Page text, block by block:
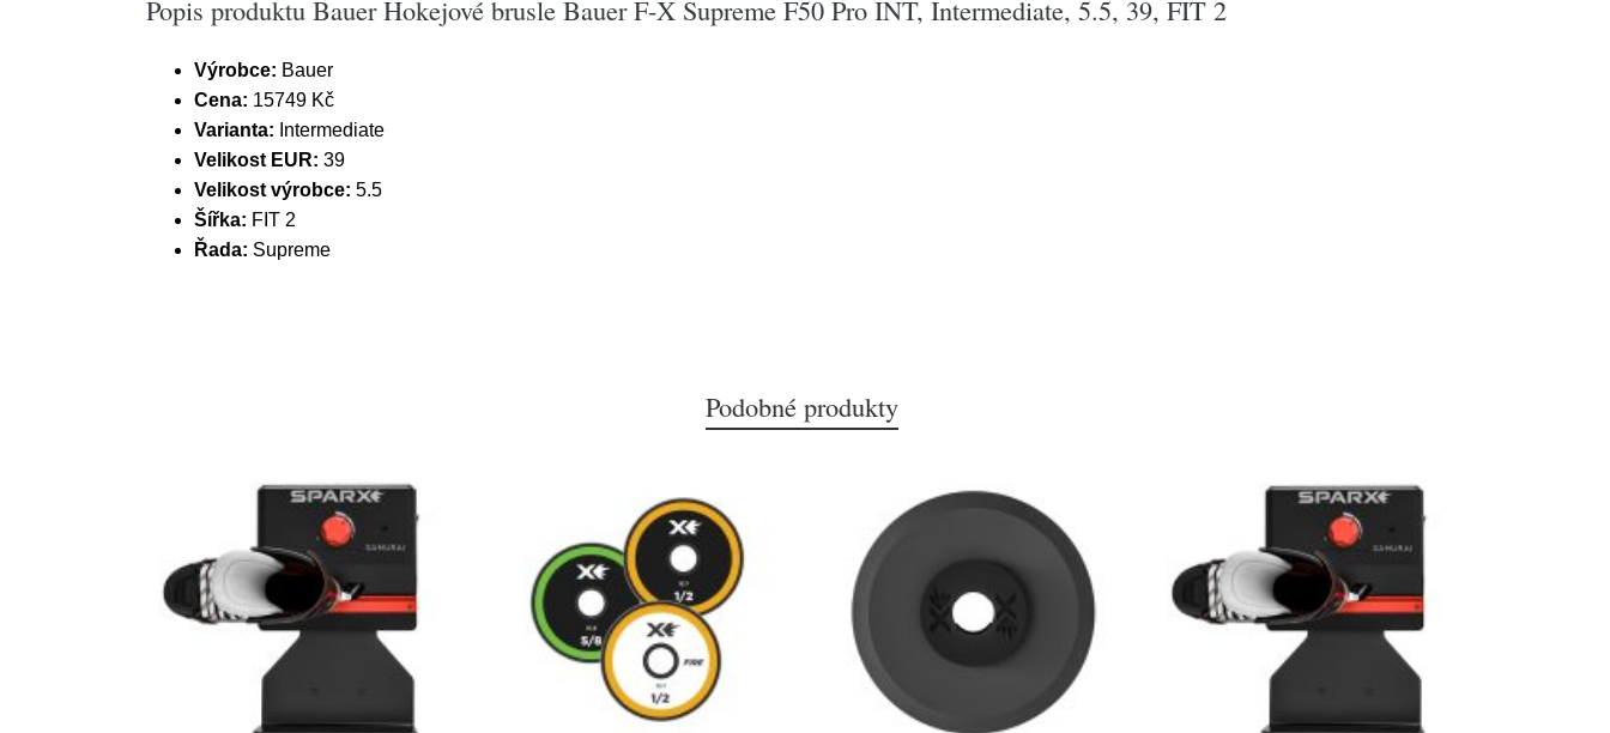
Popis produktu Bauer Hokejové brusle Bauer F-X Supreme F50 Pro INT, Intermediate, 5.5, 39, FIT 2
Výrobce: Bauer
Cena: 15749 Kč
Varianta: Intermediate
Velikost EUR: 39
Velikost výrobce: 5.5
Šířka: FIT 2
Řada: Supreme
Podobné produkty